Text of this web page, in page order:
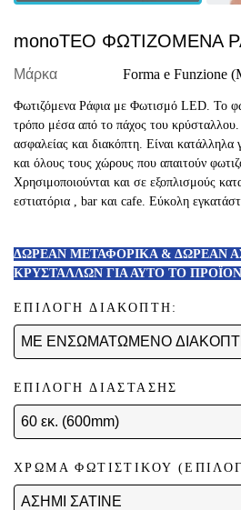
monoTEO ΦΩΤΙΖΟΜΕΝΑ
Μάρκα Forma e Funzione
Φωτιζόμενα Ράφια με Φωτισμό LED. Το
τρόπο μέσα από το πάχος του
ασφαλείας και διακόπτη. Είναι κατάλληλα
και όλους τους χώρους που απαιτούν
Χρησιμοποιούνται και σε εξοπλισμούς
εστιατόρια , bar και cafe. Εύκολη
ΔΩΡΕΑΝ ΜΕΤΑΦΟΡΙΚΑ & ΔΩΡΕΑΝ
ΚΡΥΣΤΑΛΛΩΝ ΓΙΑ ΑΥΤΟ ΤΟ
ΕΠΙΛΟΓΗ ΔΙΑΚΟΠΤΗ:
ΕΠΙΛΟΓΗ ΔΙΑΣΤΑΣΗΣ
ΧΡΩΜΑ ΦΩΤΙΣΤΙΚΟΥ